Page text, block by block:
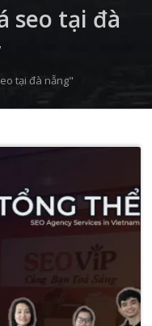
seo tại đà
tại đà nẵng"